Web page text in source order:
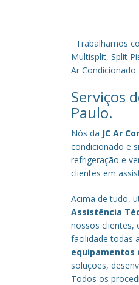
Trabalhamos
Multisplit, Split
Ar Condicionado
Serviços
Paulo.
Nós da JC Ar
condicionado e
refrigeração e
clientes em
Acima de tudo,
Assistência
nossos clientes,
facilidade todas
equipamentos
soluções,
Todos os